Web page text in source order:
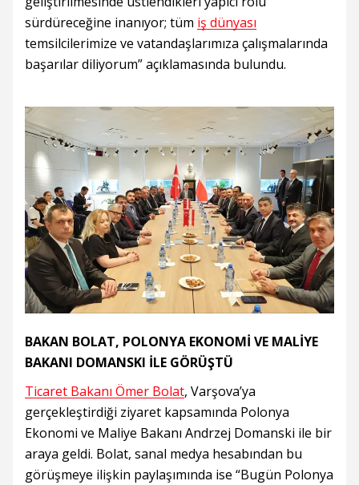
sürdüreceğine inanıyor; tüm iş dünyası
temsilcilerimize ve vatandaşlarımıza çalışmalarında
başarılar diliyorum” açıklamasında bulundu.
BAKAN BOLAT, POLONYA EKONOMİ VE MALİYE
BAKANI DOMANSKI İLE GÖRÜŞTÜ
Ticaret Bakanı Ömer Bolat, Varşova’ya
gerçekleştirdiği ziyaret kapsamında Polonya
Ekonomi ve Maliye Bakanı Andrzej Domanski ile bir
araya geldi. Bolat, sanal medya hesabından bu
görüşmeye ilişkin paylaşımında ise “Bugün Polonya